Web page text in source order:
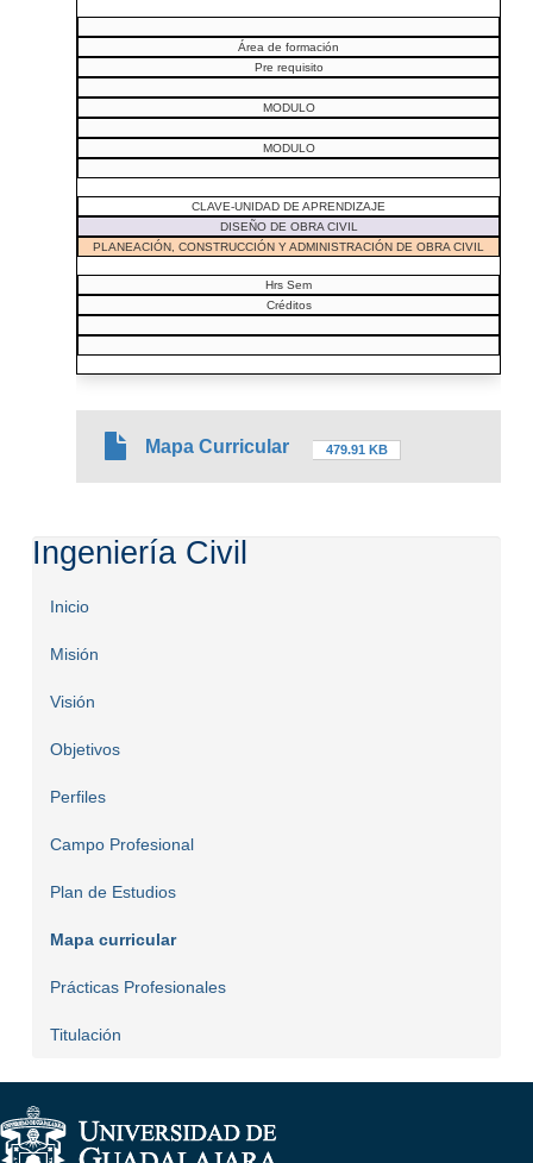
Área de formación
Pre requisito
MODULO
MODULO
CLAVE-UNIDAD DE APRENDIZAJE
DISEÑO DE OBRA CIVIL
PLANEACIÓN, CONSTRUCCIÓN Y ADMINISTRACIÓN DE OBRA CIVIL
Hrs Sem
Créditos
Mapa Curricular 479.91 KB
Ingeniería Civil
Inicio
Misión
Visión
Objetivos
Perfiles
Campo Profesional
Plan de Estudios
Mapa curricular
Prácticas Profesionales
Titulación